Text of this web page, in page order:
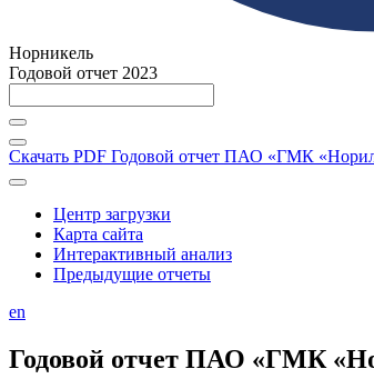
Норникель
Годовой отчет 2023
Скачать PDF Годовой отчет ПАО «ГМК
Центр загрузки
Карта сайта
Интерактивный анализ
Предыдущие отчеты
en
Годовой отчет ПАО «ГМК